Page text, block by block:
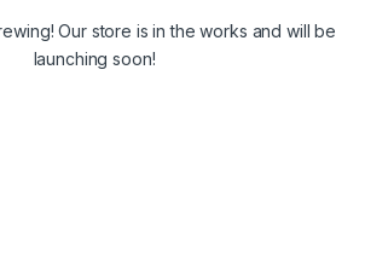
Our store is in the works and will be
launching soon!